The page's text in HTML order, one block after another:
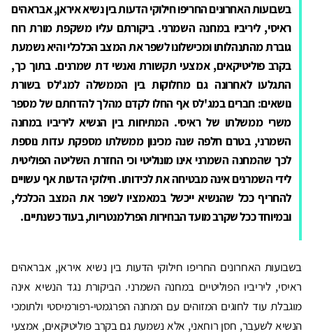
בשבועות האחרונים החריפו חילוקי הדעות בין נשיא איראן, אבראהים
ראיסי, ליריביו במחנה השמרני. ביקורתם עליו משקפת מורת רוח
גוברת מהתנהלותו ומכישלונו לשפר את המצב הכלכלי והיא נשמעת
בקרב פוליטיקאים, אמצעי תקשורת ואנשי דת שמרנים. בתוך כך,
התגלעו לאחרונה גם מחלוקות בין הממשלה למג'לס בשורת
נושאים: חברים במג'לס אף החלו לקדם מהלך להדחתם של מספר
משרי ממשלתו של ראיסי. המתיחות בין הנשיא ליריביו במחנה
השמרני, בטרם חלפה שנה מכינון ממשלתו מספקת עדות נוספת
לכך שהמחנה השמרני אינו מונוליטי וכי החזרת השליטה הפוליטית
לידי השמרנים אינה מבטיחה את לכידותו. חילוקי הדעות אף עשויים
להחריף ככל שהנשיא ייכשל במאמציו לשפר את המצב הכלכלי,
ובמיוחד ככל שקרב מועד הבחירות הפרלמנטריות, בעוד כשנתיים.
בשבועות האחרונים החריפו חילוקי הדעות בין נשיא איראן, אבראהים
ראיסי, ליריביו הפוליטיים במחנה השמרני. הביקורת נגד הנשיא אינה
מוגבלת עוד לחוגים המזוהים עם המחנה הפרגמטי-רפורמיסטי ולתומכי
הנשיא לשעבר, חסן רוחאני, אלא נשמעת גם בקרב פוליטיקאים, אמצעי